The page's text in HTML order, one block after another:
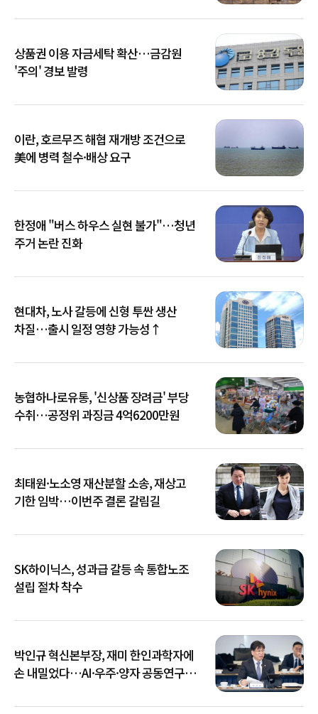
상품권 이용 자금세탁 확산…금감원
'주의' 경보 발령
이란, 호르무즈 해협 재개방 조건으로
美에 병력 철수·배상 요구
한정애 "버스 하우스 실현 불가"…청년
주거 논란 진화
현대차, 노사 갈등에 신형 투싼 생산
차질…출시 일정 영향 가능성↑
농협하나로유통, '신상품 장려금' 부당
수취…공정위 과징금 4억6200만원
최태원·노소영 재산분할 소송, 재상고
기한 임박…이번주 결론 갈림길
SK하이닉스, 성과급 갈등 속 통합노조
설립 절차 착수
박인규 혁신본부장, 재미 한인과학자에
손 내밀었다…AI·우주·양자 공동연구